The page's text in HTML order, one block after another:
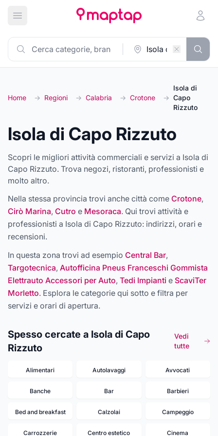
Apri menu principale
Home → Regioni → Calabria → Crotone →
Isola di
Capo
Rizzuto
Isola di Capo Rizzuto
Scopri le migliori attività commerciali e servizi a Isola di
Capo Rizzuto. Trova negozi, ristoranti, professionisti e
molto altro.
Nella stessa provincia trovi anche città come Crotone,
Cirò Marina, Cutro e Mesoraca. Qui trovi attività e
professionisti a Isola di Capo Rizzuto: indirizzi, orari e
recensioni.
In questa zona trovi ad esempio Central Bar,
Targotecnica, Autofficina Pneus Franceschi Gommista
Elettrauto Accessori per Auto, Tedi Impianti e ScaviTer
Morletto. Esplora le categorie qui sotto e filtra per
servizi e orari di apertura.
Spesso cercate a Isola di Capo
Rizzuto
Vedi
tutte
Alimentari Autolavaggi Avvocati
Banche Bar Barbieri
Bed and breakfast Calzolai Campeggio
Carrozzerie Centro estetico Cinema